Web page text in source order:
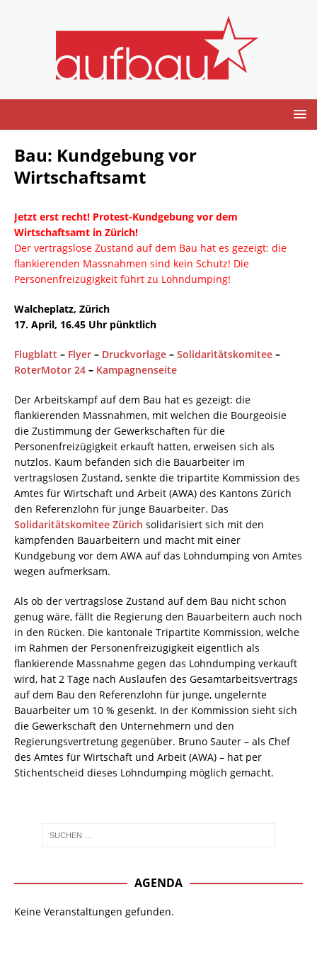
Bau: Kundgebung vor
Wirtschaftsamt
Jetzt erst recht! Protest-Kundgebung vor dem
Wirtschaftsamt in Zürich!
Der vertragslose Zustand auf dem Bau hat es gezeigt: die
flankierenden Massnahmen sind kein Schutz! Die
Personenfreizügigkeit führt zu Lohndumping!
Walcheplatz, Zürich
17. April, 16.45 Uhr pünktlich
Flugblatt – Flyer – Druckvorlage – Solidaritätskomitee –
RoterMotor 24 – Kampagnenseite
Der Arbeitskampf auf dem Bau hat es gezeigt: die
flankierenden Massnahmen, mit welchen die Bourgeoisie
die Zustimmung der Gewerkschaften für die
Personenfreizügigkeit erkauft hatten, erweisen sich als
nutzlos. Kaum befanden sich die Bauarbeiter im
vertragslosen Zustand, senkte die tripartite Kommission des
Amtes für Wirtschaft und Arbeit (AWA) des Kantons Zürich
den Referenzlohn für junge Bauarbeiter. Das
Solidaritätskomitee Zürich solidarisiert sich mit den
kämpfenden Bauarbeitern und macht mit einer
Kundgebung vor dem AWA auf das Lohndumping von Amtes
wegen aufmerksam.
Als ob der vertragslose Zustand auf dem Bau nicht schon
genug wäre, fällt die Regierung den Bauarbeitern auch noch
in den Rücken. Die kantonale Tripartite Kommission, welche
im Rahmen der Personenfreizügigkeit eigentlich als
flankierende Massnahme gegen das Lohndumping verkauft
wird, hat 2 Tage nach Auslaufen des Gesamtarbeitsvertrags
auf dem Bau den Referenzlohn für junge, ungelernte
Bauarbeiter um 10 % gesenkt. In der Kommission sieht sich
die Gewerkschaft den Unternehmern und den
Regierungsvertretung gegenüber. Bruno Sauter – als Chef
des Amtes für Wirtschaft und Arbeit (AWA) – hat per
Stichentscheid dieses Lohndumping möglich gemacht.
AGENDA
Keine Veranstaltungen gefunden.